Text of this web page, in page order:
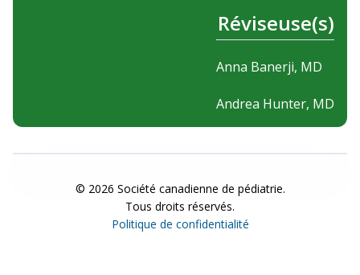
Réviseuse(s)
Anna Banerji, MD
Andrea Hunter, MD
© 2026 Société canadienne de pédiatrie.
Tous droits réservés.
Politique de confidentialité